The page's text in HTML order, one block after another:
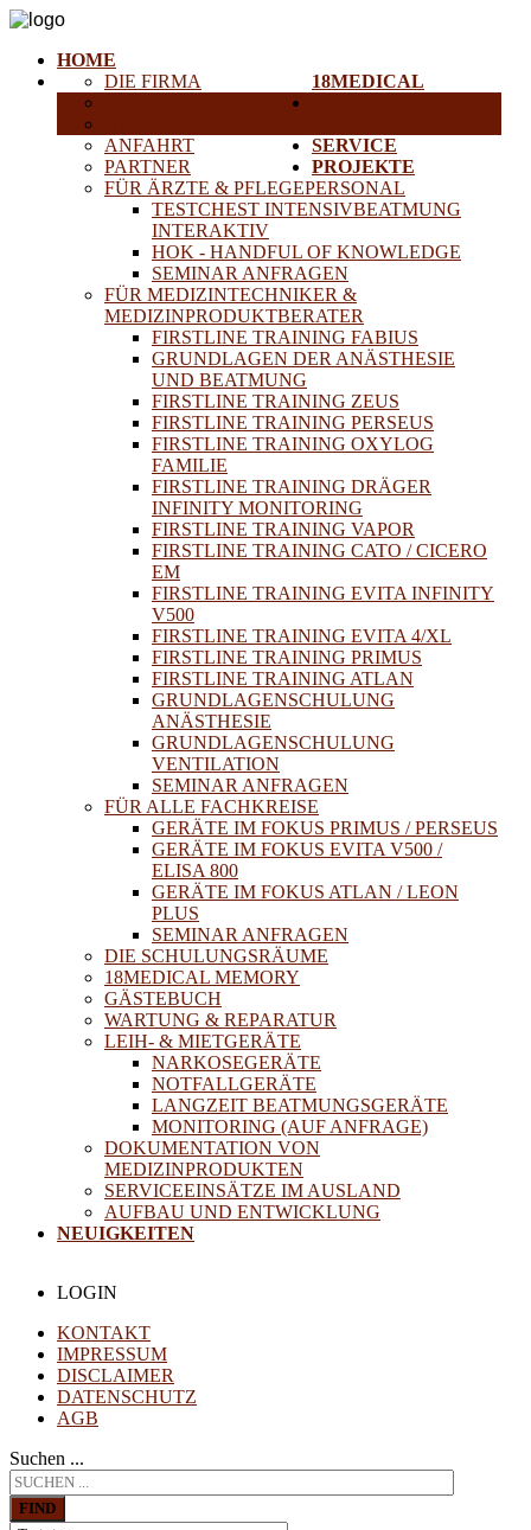
HOME
18MEDICAL
DIE FIRMA
ANFAHRT
PARTNER
FÜR ÄRZTE & PFLEGEPERSONAL
TESTCHEST INTENSIVBEATMUNG
INTERAKTIV
HOK - HANDFUL OF KNOWLEDGE
SEMINAR ANFRAGEN
FÜR MEDIZINTECHNIKER &
MEDIZINPRODUKTBERATER
FIRSTLINE TRAINING FABIUS
GRUNDLAGEN DER ANÄSTHESIE
UND BEATMUNG
FIRSTLINE TRAINING ZEUS
FIRSTLINE TRAINING PERSEUS
FIRSTLINE TRAINING OXYLOG
FAMILIE
FIRSTLINE TRAINING DRÄGER
INFINITY MONITORING
FIRSTLINE TRAINING VAPOR
FIRSTLINE TRAINING CATO / CICERO
EM
FIRSTLINE TRAINING EVITA INFINITY
V500
FIRSTLINE TRAINING EVITA 4/XL
FIRSTLINE TRAINING PRIMUS
FIRSTLINE TRAINING ATLAN
GRUNDLAGENSCHULUNG
ANÄSTHESIE
GRUNDLAGENSCHULUNG
VENTILATION
SEMINAR ANFRAGEN
FÜR ALLE FACHKREISE
GERÄTE IM FOKUS PRIMUS / PERSEUS
GERÄTE IM FOKUS EVITA V500 /
ELISA 800
GERÄTE IM FOKUS ATLAN / LEON
PLUS
SEMINAR ANFRAGEN
DIE SCHULUNGSRÄUME
18MEDICAL MEMORY
GÄSTEBUCH
SERVICE
WARTUNG & REPARATUR
LEIH- & MIETGERÄTE
NARKOSEGERÄTE
NOTFALLGERÄTE
LANGZEIT BEATMUNGSGERÄTE
MONITORING (AUF ANFRAGE)
DOKUMENTATION VON
MEDIZINPRODUKTEN
PROJEKTE
SERVICEEINSÄTZE IM AUSLAND
AUFBAU UND ENTWICKLUNG
NEUIGKEITEN
LOGIN
KONTAKT
IMPRESSUM
DISCLAIMER
DATENSCHUTZ
AGB
Suchen ...
FIND